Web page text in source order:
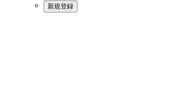
新規登録